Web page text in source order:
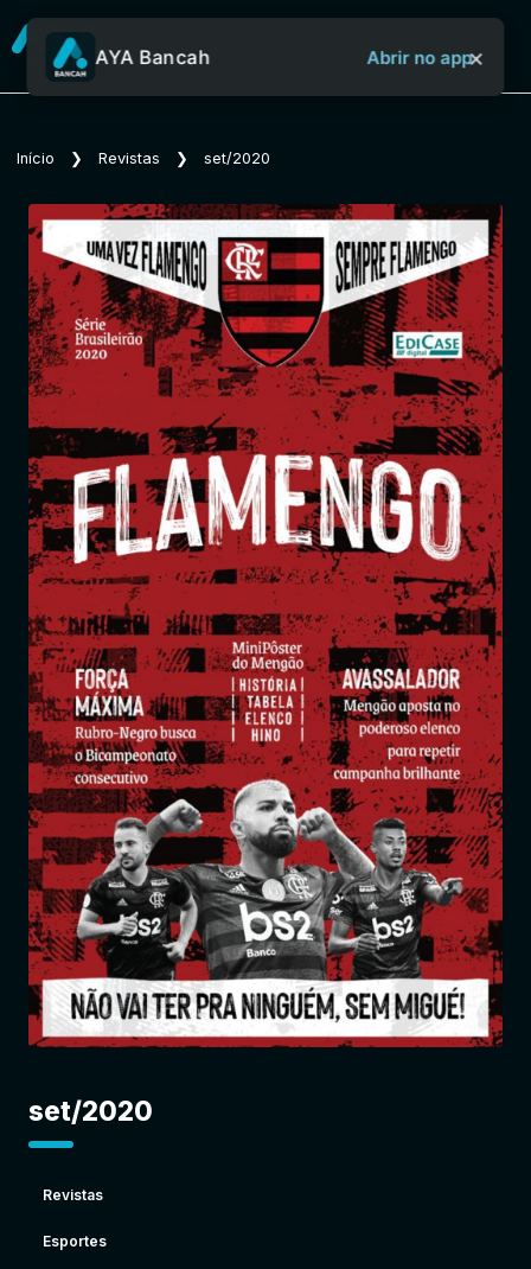
Sobre o Aya Bancah
Início
Revistas
Jornais
Notícias
AYA Bancah Abrir no app×
Início ❯ Revistas ❯ set/2020
set/2020
Revistas
Esportes